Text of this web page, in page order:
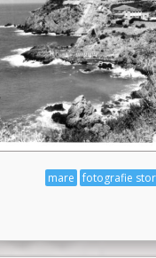
fotografie
mare